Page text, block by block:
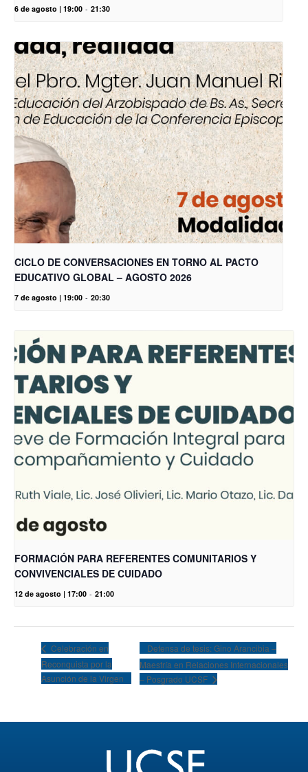
6 de agosto | 19:00 - 21:30
CICLO DE CONVERSACIONES EN TORNO AL PACTO
EDUCATIVO GLOBAL – AGOSTO 2026
7 de agosto | 19:00 - 20:30
FORMACIÓN PARA REFERENTES COMUNITARIOS Y
CONVIVENCIALES DE CUIDADO
12 de agosto | 17:00 - 21:00
Celebración en
Reconquista por la
Asunción de la Virgen
Defensa de tesis: Gino Arancibia –
Maestría en Relaciones Internacionales
– Posgrado UCSF